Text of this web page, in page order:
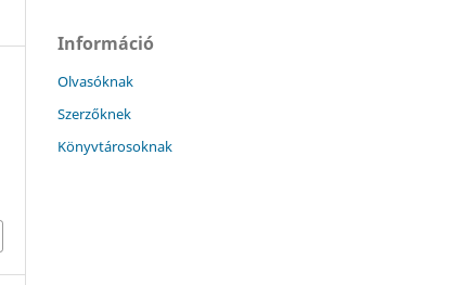
Információ
Olvasóknak
Szerzőknek
Könyvtárosoknak